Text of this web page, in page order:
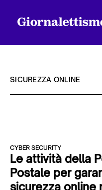
Chi siamo
SICUREZZA ONLINE
CYBER SECURITY
Le attività della
Postale per
sicurezza online